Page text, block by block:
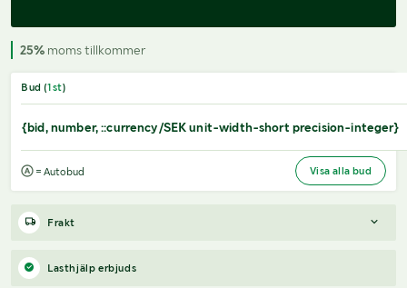
25% moms tillkommer
Bud (1st)
{bid, number, ::currency/SEK unit-width-short precision-integer}
= Autobud Visa alla bud
Frakt
--------------------------------------------------------
--------------------------------------------------------
Lasthjälp erbjuds